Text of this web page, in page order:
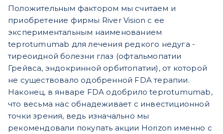
Положительным фактором мы считаем и
приобретение фирмы River Vision с ее
экспериментальным наименованием
teprotumumab для лечения редкого недуга -
тиреоидной болезни глаз (офтальмопатии
Грейвса, эндокринной орбитопатии), от которой
не существовало одобренной FDA терапии.
Наконец, в январе FDA одобрило teprotumumab,
что весьма нас обнадеживает с инвестиционной
точки зрения, ведь изначально мы
рекомендовали покупать акции Horizon именно с